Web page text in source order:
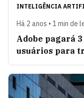
INTELIGÊNCIA
Há 2 anos • 1 min de
Adobe pagará
usuários para